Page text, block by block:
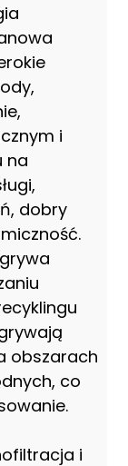
i
na
dobry
obszarach
co
i